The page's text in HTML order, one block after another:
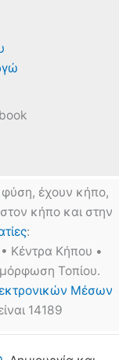
έχουν κήπο,
κήπο και στην
:
Κέντρα Κήπου •
Τοπίου.
Μέσων
14189